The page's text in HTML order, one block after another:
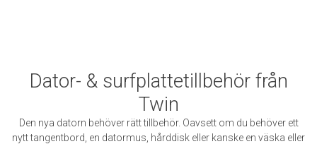
Dator- & surfplattetillbehör från
Twin
Den nya datorn behöver rätt tillbehör. Oavsett om du behöver ett
nytt tangentbord, en datormus, hårddisk eller kanske en väska eller